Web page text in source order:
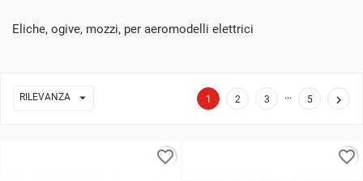
Eliche, ogive, mozzi, per aeromodelli elettrici
RILEVANZA  1 2 3 … 5 
favorite_border favorite_border